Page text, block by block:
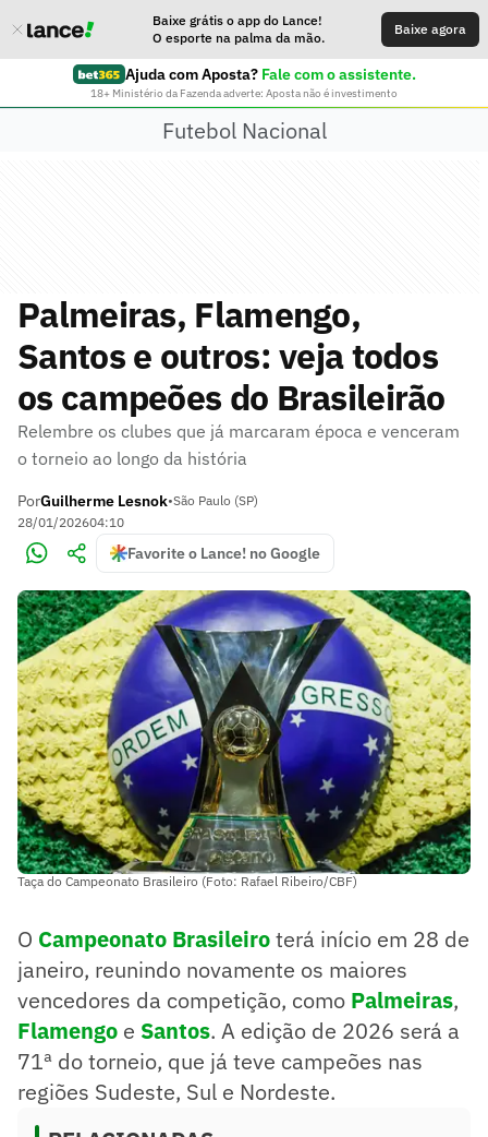
Baixe grátis o app do Lance!
O esporte na palma da mão.
Baixe agora
Ajuda com Aposta? Fale com o assistente.
18+ Ministério da Fazenda adverte: Aposta não é investimento
Futebol Nacional
Palmeiras, Flamengo,
Santos e outros: veja todos
os campeões do Brasileirão
Relembre os clubes que já marcaram época e venceram
o torneio ao longo da história
PorGuilherme Lesnok•São Paulo (SP)
28/01/202604:10
Favorite o Lance! no Google
Taça do Campeonato Brasileiro (Foto: Rafael Ribeiro/CBF)
O Campeonato Brasileiroterá início em 28 de
janeiro, reunindo novamente os maiores
vencedores da competição, como Palmeiras,
Flamengo e Santos. A edição de 2026 será a
71ª do torneio, que já teve campeões nas
regiões Sudeste, Sul e Nordeste.